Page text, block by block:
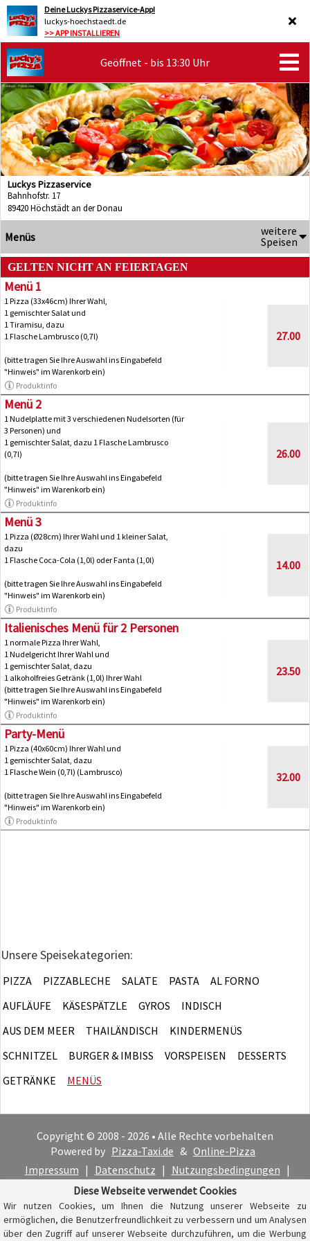
Deine Luckys Pizzaservice-App!
luckys-hoechstaedt.de
>> APP INSTALLIEREN
Geöffnet - bis 13:30 Uhr
Luckys Pizzaservice
Bahnhofstr. 17
89420 Höchstädt an der Donau
Menüs
weitere
Speisen
GELTEN NICHT AN FEIERTAGEN
Menü 1
1 Pizza (33x46cm) Ihrer Wahl,
1 gemischter Salat und
1 Tiramisu, dazu
1 Flasche Lambrusco (0,7l)
(bitte tragen Sie Ihre Auswahl ins Eingabefeld
"Hinweis" im Warenkorb ein)
Produktinfo
27.00
Menü 2
1 Nudelplatte mit 3 verschiedenen Nudelsorten (für
3 Personen) und
1 gemischter Salat, dazu 1 Flasche Lambrusco
(0,7l)
(bitte tragen Sie Ihre Auswahl ins Eingabefeld
"Hinweis" im Warenkorb ein)
Produktinfo
26.00
Menü 3
1 Pizza (Ø28cm) Ihrer Wahl und 1 kleiner Salat,
dazu
1 Flasche Coca-Cola (1,0l) oder Fanta (1,0l)
(bitte tragen Sie Ihre Auswahl ins Eingabefeld
"Hinweis" im Warenkorb ein)
Produktinfo
14.00
Italienisches Menü für 2 Personen
1 normale Pizza Ihrer Wahl,
1 Nudelgericht Ihrer Wahl und
1 gemischter Salat, dazu
1 alkoholfreies Getränk (1,0l) Ihrer Wahl
(bitte tragen Sie Ihre Auswahl ins Eingabefeld
"Hinweis" im Warenkorb ein)
Produktinfo
23.50
Party-Menü
1 Pizza (40x60cm) Ihrer Wahl und
1 gemischter Salat, dazu
1 Flasche Wein (0,7l) (Lambrusco)
(bitte tragen Sie Ihre Auswahl ins Eingabefeld
"Hinweis" im Warenkorb ein)
Produktinfo
32.00
Unsere Speisekategorien:
PIZZA PIZZABLECHE SALATE PASTA
AL FORNO
AUFLÄUFE
KÄSESPÄTZLE GYROS
INDISCH
AUS DEM MEER
THAILÄNDISCH
KINDERMENÜS
SCHNITZEL
BURGER & IMBISS VORSPEISEN
DESSERTS
GETRÄNKE
MENÜS
Copyright © 2008 - 2026 • Alle Rechte vorbehalten
Powered by Pizza-Taxi.de & Online-Pizza
Impressum | Datenschutz | Nutzungsbedingungen |
Cookie-Hinweis
Diese Webseite verwendet Cookies
Wir nutzen Cookies, um Ihnen die Nutzung unserer Webseite zu
ermöglichen, die Benutzerfreundlichkeit zu verbessern und um Analysen
über den Zugriff auf unserer Webseite durchzuführen, um die Werbung